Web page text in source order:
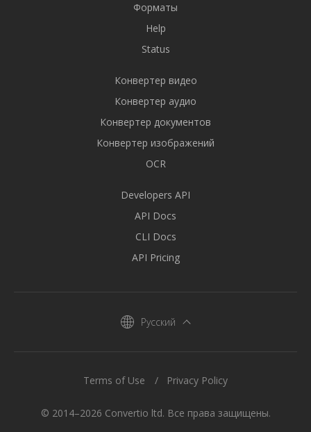
Форматы
Help
Status
Конвертер видео
Конвертер аудио
Конвертер документов
Конвертер изображений
OCR
Developers API
API Docs
CLI Docs
API Pricing
Русский
© 2014–2026 Convertio ltd. Все права защищены.
Terms of Use Privacy Policy